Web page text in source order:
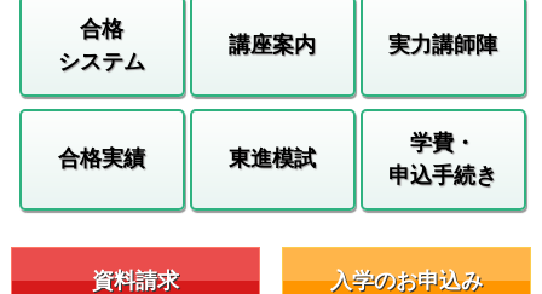
合格
システム
講座案内 実力講師陣
合格実績 東進模試
学費・
申込手続き
資料請求 入学のお申込み